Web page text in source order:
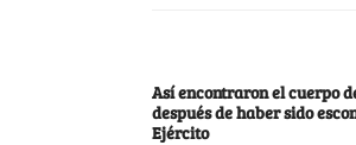
Así encontraron el cuerpo
después de haber sido
Ejército